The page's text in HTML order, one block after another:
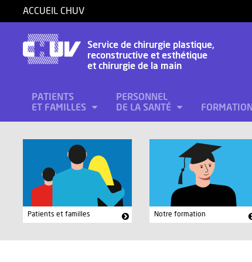
ACCUEIL CHUV
Service de chirurgie plastique,
reconstructive et esthétique
et chirurgie de la main
PATIENTS
ET FAMILLES
PERSONNEL
DE LA SANTÉ
FORMATION
Patients et familles Notre formation